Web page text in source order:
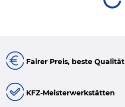
Fairer Preis, beste Qualität
KFZ-Meisterwerkstätten